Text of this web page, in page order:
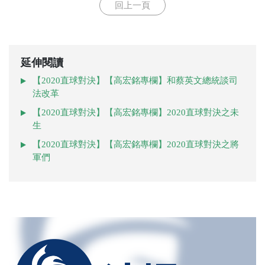
回上一頁
延伸閱讀
【2020直球對決】【高宏銘專欄】和蔡英文總統談司
法改革
【2020直球對決】【高宏銘專欄】2020直球對決之未
生
【2020直球對決】【高宏銘專欄】2020直球對決之將
軍們